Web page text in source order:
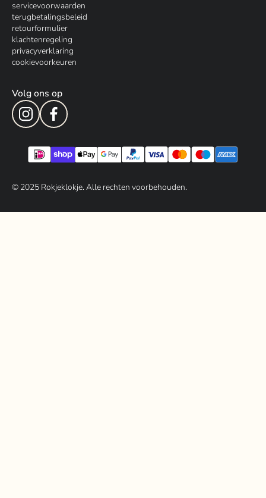
servicevoorwaarden
terugbetalingsbeleid
retourformulier
klachtenregeling
privacyverklaring
cookievoorkeuren
Volg ons op
© 2025Rokjeklokje. Alle rechten voorbehouden.